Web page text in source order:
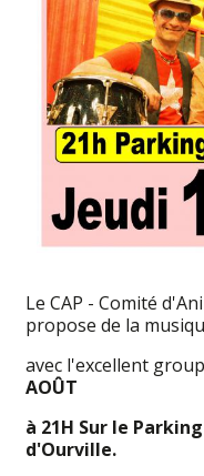
Le CAP - Comité
propose de la
avec l'excellent
AOÛT
à 21H Sur le
d'Ourville.